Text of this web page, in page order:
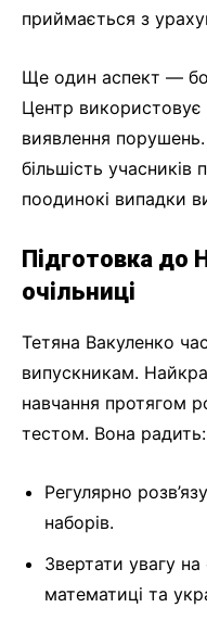
приймається з
Ще один аспект —
Центр використовує
виявлення
більшість учасників
поодинокі випадки
Підготовка до
очільниці
Тетяна Вакуленко
випускникам.
навчання протягом
тестом. Вона радить:
Регулярно
наборів.
Звертати увагу
математиці та